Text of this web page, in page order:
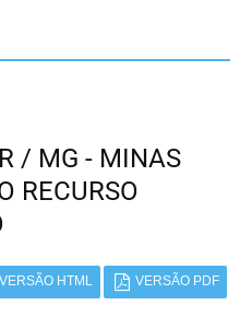
/ MG - MINAS
RECURSO
VERSÃO HTML VERSÃO PDF